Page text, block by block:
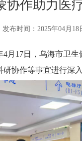
协作助力医
发布时间：2025年04月18
17日，乌海市卫生
协作等事宜进行深